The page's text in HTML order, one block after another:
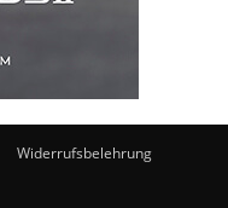
Widerrufsbelehrung